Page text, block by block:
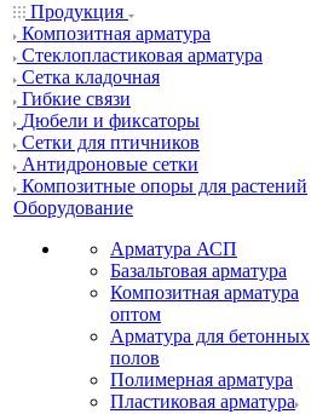
Продукция
Композитная арматура
Cтеклопластиковая арматура
Сетка кладочная
Гибкие связи
Дюбели и фиксаторы
Сетки для птичников
Антидроновые сетки
Композитные опоры для растений
Оборудование
Арматура АСП
Базальтовая арматура
Композитная арматура
оптом
Арматура для бетонных
полов
Полимерная арматура
Пластиковая арматура